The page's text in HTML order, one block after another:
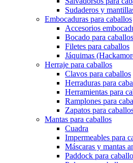
Sudaderos y
Embocaduras para caballos
Accesorios
Bocado para caballos
Filetes para caballos
Jáquimas
Herraje para caballos
Clavos para caballos
Herraduras para
Herramientas para
Ramplones para
Zapatos para
Mantas para caballos
Cuadra
Impermeables para
Máscaras y mantas
Paddock para